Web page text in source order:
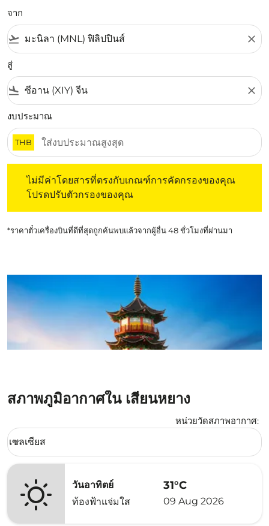
จาก
flight_takeoff close
สู่
flight_land close
งบประมาณ
THB
ไม่มีค่าโดยสารที่ตรงกับเกณฑ์การคัดกรองของคุณ
โปรดปรับตัวกรองของคุณ
*ราคาตั๋วเครื่องบินที่ดีที่สุดถูกค้นพบแล้วจากผู้อื่น 48 ชั่วโมงที่ผ่านมา
สภาพภูมิอากาศใน เสียนหยาง
หน่วยวัดสภาพอากาศ:
Weather unit option เซลเซียส Selected
เซลเซียส
keyboard_arrow_down
วันอาทิตย์
ท้องฟ้าแจ่มใส
31°C
09 Aug 2026